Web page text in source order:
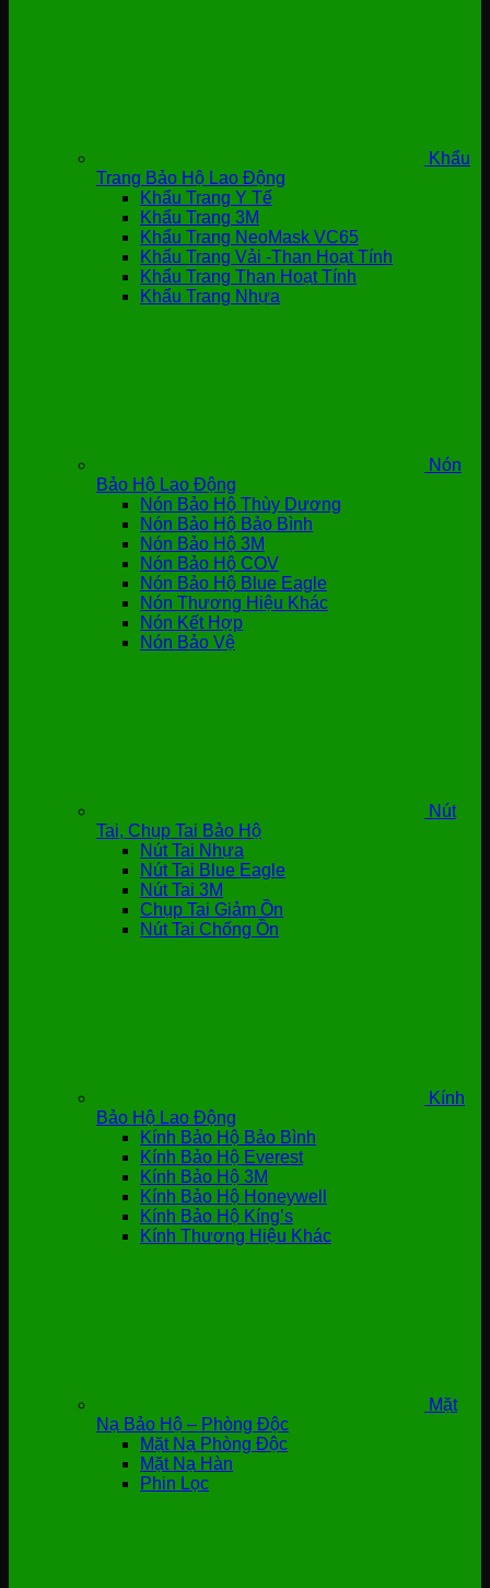
Khẩu
Trang Bảo Hộ Lao Động
Khẩu Trang Y Tế
Khẩu Trang 3M
Khẩu Trang NeoMask VC65
Khẩu Trang Vải -Than Hoạt Tính
Khẩu Trang Than Hoạt Tính
Khẩu Trang Nhựa
Nón
Bảo Hộ Lao Động
Nón Bảo Hộ Thùy Dương
Nón Bảo Hộ Bảo Bình
Nón Bảo Hộ 3M
Nón Bảo Hộ COV
Nón Bảo Hộ Blue Eagle
Nón Thương Hiệu Khác
Nón Kết Hợp
Nón Bảo Vệ
Nút
Tai, Chụp Tai Bảo Hộ
Nút Tai Nhựa
Nút Tai Blue Eagle
Nút Tai 3M
Chụp Tai Giảm Ồn
Nút Tai Chống Ồn
Kính
Bảo Hộ Lao Động
Kính Bảo Hộ Bảo Bình
Kính Bảo Hộ Everest
Kính Bảo Hộ 3M
Kính Bảo Hộ Honeywell
Kính Bảo Hộ Kíng’s
Kính Thương Hiệu Khác
Mặt
Nạ Bảo Hộ – Phòng Độc
Mặt Nạ Phòng Độc
Mặt Nạ Hàn
Phin Lọc